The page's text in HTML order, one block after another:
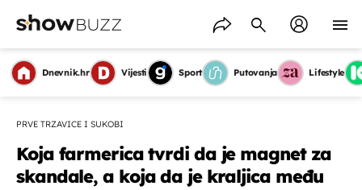
Dnevnik.hr Vijesti Sport Putovanja Lifestyle
PRVE TRZAVICE I SUKOBI
Koja farmerica tvrdi da je magnet za
skandale, a koja da je kraljica među